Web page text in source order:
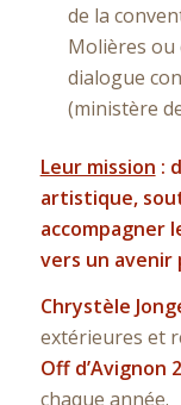
de la
Molières ou
dialogue
(ministère
Leur mission :
artistique,
accompagner
vers un avenir
Chrystèle
extérieures et
Off d’Avignon
chaque année.